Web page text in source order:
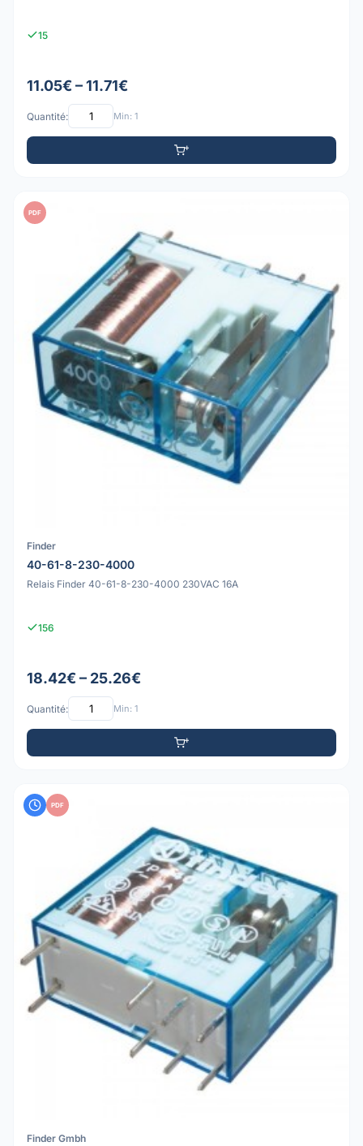
15
11.05€ – 11.71€
Quantité: Min: 1
PDF
Finder
40-61-8-230-4000
Relais Finder 40-61-8-230-4000 230VAC 16A
156
18.42€ – 25.26€
Quantité: Min: 1
PDF
Finder Gmbh